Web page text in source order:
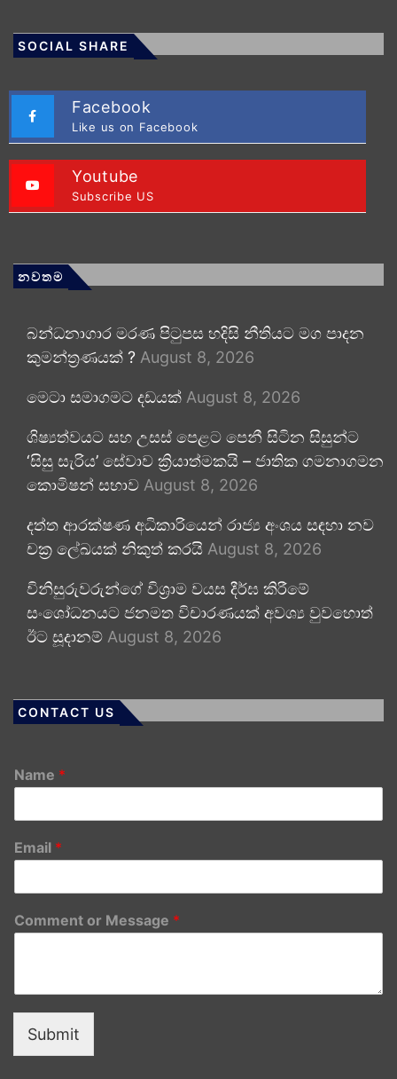
SOCIAL SHARE
Facebook
Like us on Facebook
Youtube
Subscribe US
නවතම
බන්ධනාගාර මරණ පිටුපස හදිසි නීතියට මග පාදන
කුමන්ත්‍රණයක් ? August 8, 2026
මෙටා සමාගමට දඩයක් August 8, 2026
ශිෂ්‍යත්වයට සහ උසස් පෙළට පෙනී සිටින සිසුන්ට
‘සිසු සැරිය’ සේවාව ක්‍රියාත්මකයි – ජාතික ගමනාගමන
කොමිෂන් සභාව August 8, 2026
දත්ත ආරක්ෂණ අධිකාරියෙන් රාජ්‍ය අංශය සඳහා නව
චක්‍ර ලේඛයක් නිකුත් කරයි August 8, 2026
විනිසුරුවරුන්ගේ විශ්‍රාම වයස දීර්ඝ කිරීමේ
සංශෝධනයට ජනමත විචාරණයක් අවශ්‍ය වුවහොත්
ඊට සූදානම් August 8, 2026
CONTACT US
Name *
Email *
Comment or Message *
Submit